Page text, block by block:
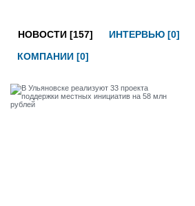
НОВОСТИ [157] ИНТЕРВЬЮ [0]
КОМПАНИИ [0]